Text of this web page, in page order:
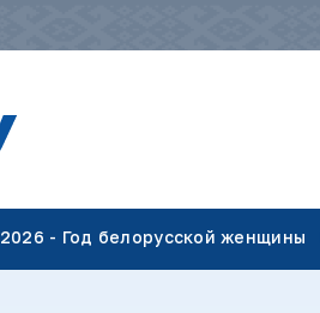
2026 - Год белорусской женщины